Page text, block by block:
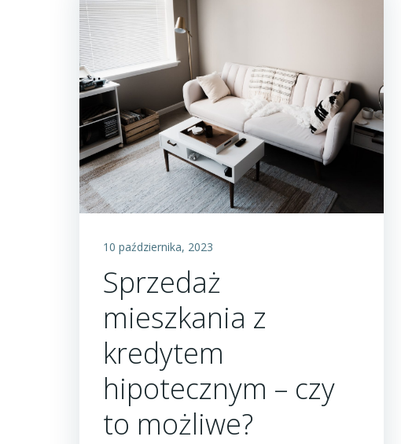
10 października, 2023
Sprzedaż
mieszkania z
kredytem
hipotecznym – czy
to możliwe?